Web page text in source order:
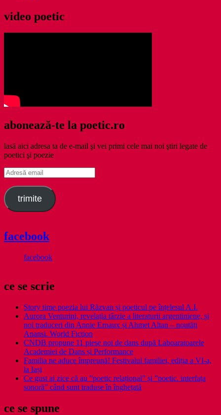
video poetic
abonează-te la poetic.ro
lasă aici adresa ta de e-mail şi vei primi cele mai noi ştiri legate de
poetici şi poezie
Adresă
email
trimite
facebook
facebook
ce se scrie
Story time poezia lui Răzvan și poeticul pe înțelesul A.I.
Aurora Venturini, revelația târzie a literaturii argentiniene, și
noi traduceri din Annie Ernaux și Ahmet Altan – noutăți
Anansi. World Fiction
CNDB propune 11 piese noi de dans după Laboaratoarele
Academiei de Dans și Performance
Familia ne aduce împreună! Festivalul familiei, ediția a VI-a,
la Iași
Ce gust ai zice că au ”poetic relațional” și ”poetic. interfața
sonoră” când sunt traduse în înghețată
ce se spune